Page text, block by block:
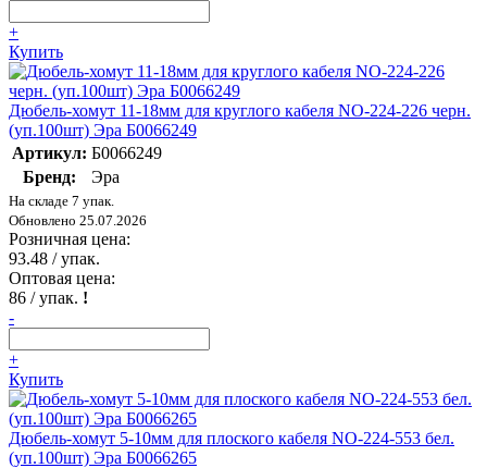
+
Купить
Дюбель-хомут 11-18мм для круглого кабеля NO-224-226 черн.
(уп.100шт) Эра Б0066249
Артикул: Б0066249
Бренд:
Эра
На складе 7 упак.
Обновлено 25.07.2026
Розничная цена:
93.48 / упак.
Оптовая цена:
86 / упак. !
-
+
Купить
Дюбель-хомут 5-10мм для плоского кабеля NO-224-553 бел.
(уп.100шт) Эра Б0066265